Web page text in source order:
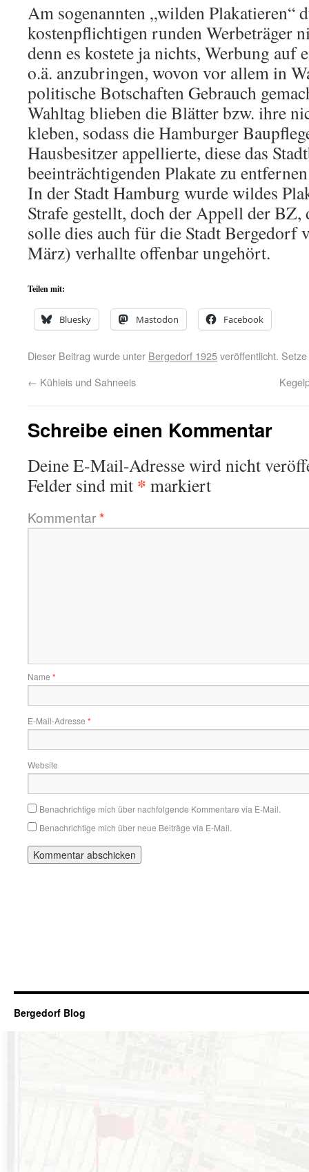
Am sogenannten „wilden Plakatieren“
kostenpflichtigen runden Werbeträger
denn es kostete ja nichts, Werbung auf
o.ä. anzubringen, wovon vor allem in
politische Botschaften Gebrauch
Wahltag blieben die Blätter bzw. ihre
kleben, sodass die Hamburger
Hausbesitzer appellierte, diese das
beeinträchtigenden Plakate zu
In der Stadt Hamburg wurde wildes
Strafe gestellt, doch der Appell der
solle dies auch für die Stadt Bergedorf
März) verhallte offenbar ungehört.
Teilen mit:
Bluesky Mastodon Facebook
Dieser Beitrag wurde unter Bergedorf 1925veröffentlicht.
← Kühleis und Sahneeis
Schreibe einen Kommentar
Deine E-Mail-Adresse wird nicht
Felder sind mit * markiert
Kommentar*
Name *
E-Mail-Adresse *
Website
Benachrichtige mich über nachfolgende Kommentare via E-Mail.
Benachrichtige mich über neue Beiträge via E-Mail.
Bergedorf Blog